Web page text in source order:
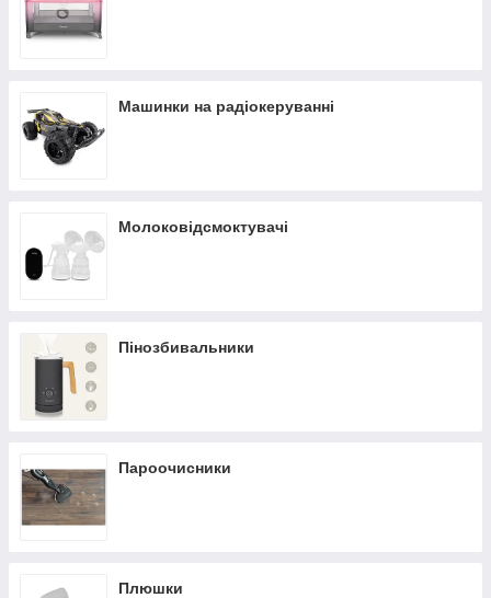
Машинки на радіокеруванні
Молоковідсмоктувачі
Пінозбивальники
Пароочисники
Плюшки